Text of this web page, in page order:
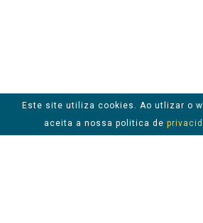
Este site utiliza cookies. Ao utlizar o
aceita a nossa politica de